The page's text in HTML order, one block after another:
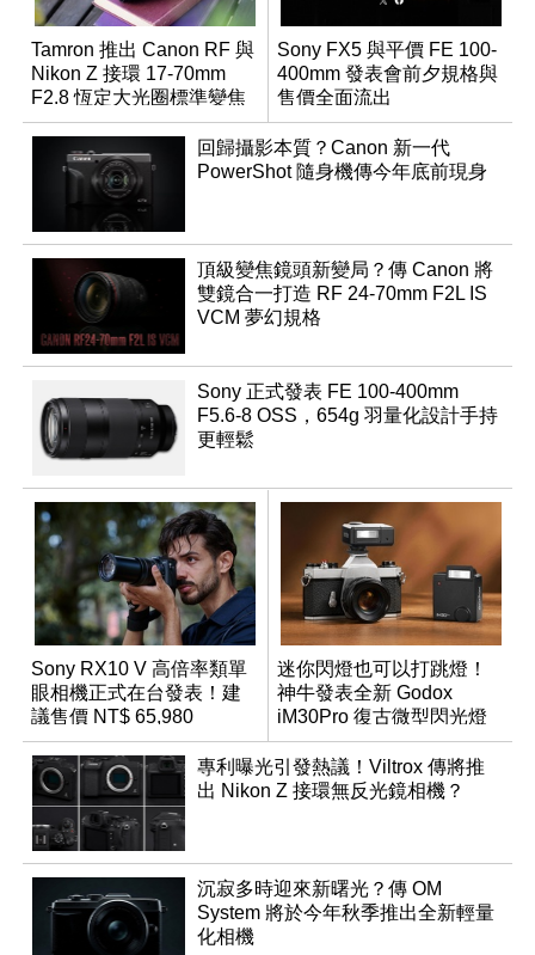
Tamron 推出 Canon RF 與
Nikon Z 接環 17-70mm
F2.8 恆定大光圈標準變焦
鏡
Sony FX5 與平價 FE 100-
400mm 發表會前夕規格與
售價全面流出
回歸攝影本質？Canon 新一代
PowerShot 隨身機傳今年底前現身
頂級變焦鏡頭新變局？傳 Canon 將
雙鏡合一打造 RF 24-70mm F2L IS
VCM 夢幻規格
Sony 正式發表 FE 100-400mm
F5.6-8 OSS，654g 羽量化設計手持
更輕鬆
Sony RX10 V 高倍率類單
眼相機正式在台發表！建
議售價 NT$ 65,980
迷你閃燈也可以打跳燈！
神牛發表全新 Godox
iM30Pro 復古微型閃光燈
專利曝光引發熱議！Viltrox 傳將推
出 Nikon Z 接環無反光鏡相機？
沉寂多時迎來新曙光？傳 OM
System 將於今年秋季推出全新輕量
化相機